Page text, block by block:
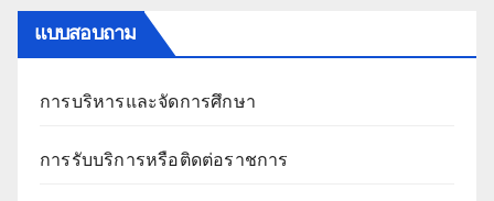
แบบสอบถาม
การบริหารและจัดการศึกษา
การรับบริการหรือติดต่อราชการ